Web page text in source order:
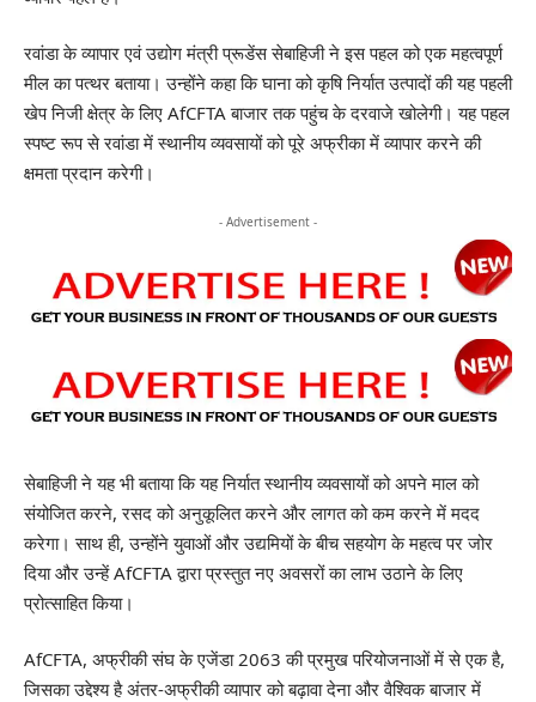
रवांडा के व्यापार एवं उद्योग मंत्री प्रूडेंस सेबाहिजी ने इस पहल को एक महत्वपूर्ण
मील का पत्थर बताया। उन्होंने कहा कि घाना को कृषि निर्यात उत्पादों की यह पहली
खेप निजी क्षेत्र के लिए AfCFTA बाजार तक पहुंच के दरवाजे खोलेगी। यह पहल
स्पष्ट रूप से रवांडा में स्थानीय व्यवसायों को पूरे अफ्रीका में व्यापार करने की
क्षमता प्रदान करेगी।
- Advertisement -
सेबाहिजी ने यह भी बताया कि यह निर्यात स्थानीय व्यवसायों को अपने माल को
संयोजित करने, रसद को अनुकूलित करने और लागत को कम करने में मदद
करेगा। साथ ही, उन्होंने युवाओं और उद्यमियों के बीच सहयोग के महत्व पर जोर
दिया और उन्हें AfCFTA द्वारा प्रस्तुत नए अवसरों का लाभ उठाने के लिए
प्रोत्साहित किया।
AfCFTA, अफ्रीकी संघ के एजेंडा 2063 की प्रमुख परियोजनाओं में से एक है,
जिसका उद्देश्य है अंतर-अफ्रीकी व्यापार को बढ़ावा देना और वैश्विक बाजार में